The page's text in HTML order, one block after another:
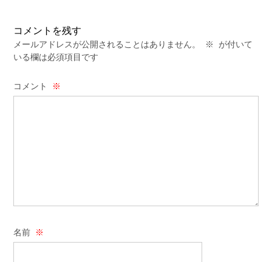
コメントを残す
メールアドレスが公開されることはありません。 ※
が付いて
いる欄は必須項目です
コメント ※
名前 ※